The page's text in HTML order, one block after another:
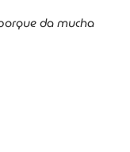
da mucha